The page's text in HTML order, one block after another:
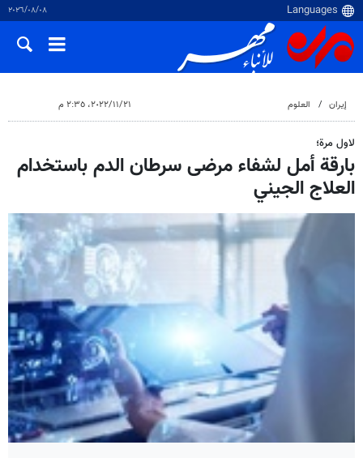
٠٨‏/٠٨‏/٢٠٢٦
إيران العلوم ٢١‏/١١‏/٢٠٢٢، ٢:٣٥ م
لاول مرة؛
بارقة أمل لشفاء مرضى سرطان الدم باستخدام
العلاج الجيني